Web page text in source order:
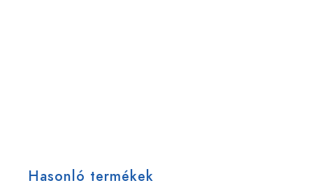
Hasonló termékek